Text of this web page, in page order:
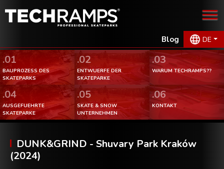
Blog DE
.01
BAUPROZESS DES
SKATEPARKS
.02
ENTWUERFE DER
SKATEPARKE
.03
WARUM TECHRAMPS??
.04
AUSGEFUEHRTE
SKATEPARKE
.05
SKATE & SNOW
UNTERNEHMEN
.06
KONTAKT
DUNK&GRIND - Shuvary Park Kraków
(2024)